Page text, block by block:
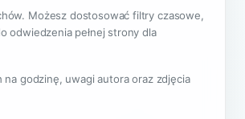
Możesz dostosować filtry czasowe,
odwiedzenia pełnej strony dla
godzinę, uwagi autora oraz zdjęcia